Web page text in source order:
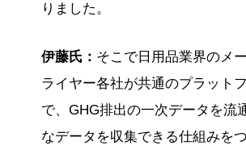
りました。
伊藤氏： そこで日用品業界のメ
ライヤー各社が共通のプラット
で、GHG排出の一次データを流
なデータを収集できる仕組みを